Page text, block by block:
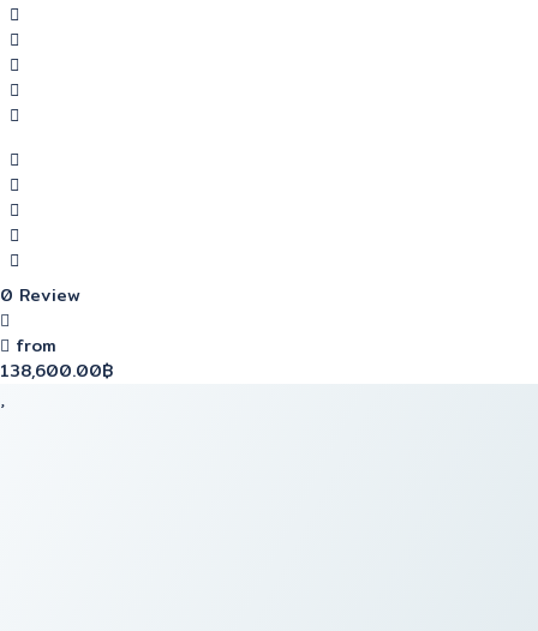
0 Review
from
138,600.00฿